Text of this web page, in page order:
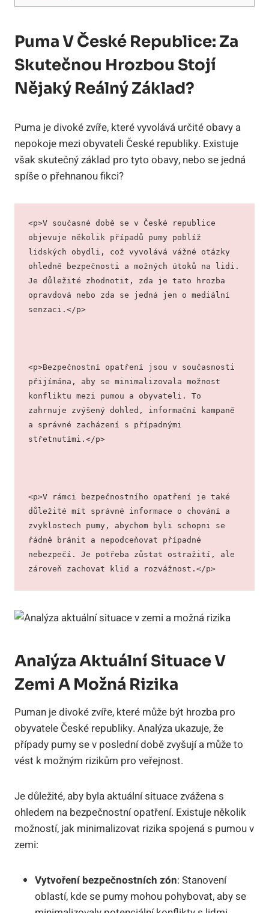
Puma V České Republice: Za
Skutečnou Hrozbou Stojí
Nějaký Reálný Základ?
Puma je divoké zvíře, které vyvolává určité obavy a
nepokoje mezi obyvateli České republiky. Existuje
však skutečný základ pro tyto obavy, nebo se jedná
spíše o přehnanou fikci?
<p>V současné době se v České republice
objevuje několik případů pumy poblíž
lidských obydli, což vyvolává vážné otázky
ohledně bezpečnosti a možných útoků na lidi.
Je důležité zhodnotit, zda je tato hrozba
opravdová nebo zda se jedná jen o mediální
senzaci.</p>
<p>Bezpečnostní opatření jsou v současnosti
přijímána, aby se minimalizovala možnost
konfliktu mezi pumou a obyvateli. To
zahrnuje zvýšený dohled, informační kampaně
a správné zacházení s případnými
střetnutími.</p>
<p>V rámci bezpečnostního opatření je také
důležité mít správné informace o chování a
zvyklostech pumy, abychom byli schopni se
řádně bránit a nepodceňovat případné
nebezpečí. Je potřeba zůstat ostražití, ale
zároveň zachovat klid a rozvážnost.</p>
Analýza Aktuální Situace V
Zemi A Možná Rizika
Puman je divoké zvíře, které může být hrozba pro
obyvatele České republiky. Analýza ukazuje, že
případy pumy se v poslední době zvyšují a může to
vést k možným rizikům pro veřejnost.
Je důležité, aby byla aktuální situace zvážena s
ohledem na bezpečnostní opatření. Existuje několik
možností, jak minimalizovat rizika spojená s pumou v
zemi:
Vytvoření bezpečnostních zón: Stanovení
oblastí, kde se pumy mohou pohybovat, aby se